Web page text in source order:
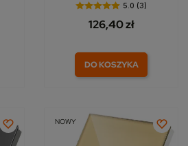
5.0 (3)
126,40 zł
DO KOSZYKA
NOWY